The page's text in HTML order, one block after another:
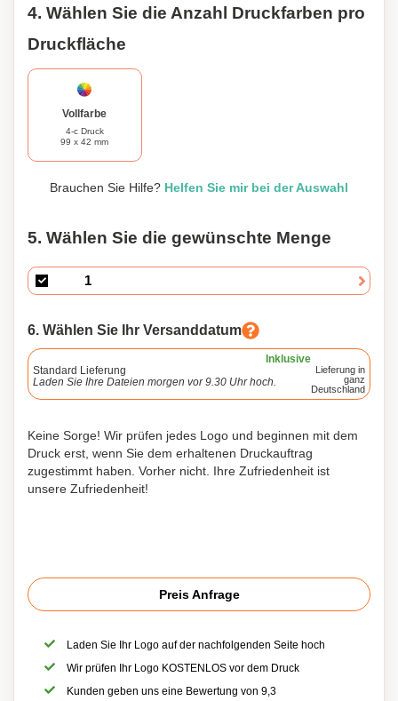
4. Wählen Sie die Anzahl Druckfarben pro
Druckfläche
Vollfarbe
4-c Druck
99 x 42 mm
Brauchen Sie Hilfe? Helfen Sie mir bei der Auswahl
5. Wählen Sie die gewünschte Menge
6. Wählen Sie Ihr Versanddatum
Inklusive
Standard Lieferung
Laden Sie Ihre Dateien morgen vor 9.30 Uhr hoch.
Lieferung in
ganz
Deutschland
Keine Sorge! Wir prüfen jedes Logo und beginnen mit dem
Druck erst, wenn Sie dem erhaltenen Druckauftrag
zugestimmt haben. Vorher nicht. Ihre Zufriedenheit ist
unsere Zufriedenheit!
Preis Anfrage
Laden Sie Ihr Logo auf der nachfolgenden Seite hoch
Wir prüfen Ihr Logo KOSTENLOS vor dem Druck
Kunden geben uns eine Bewertung von 9,3